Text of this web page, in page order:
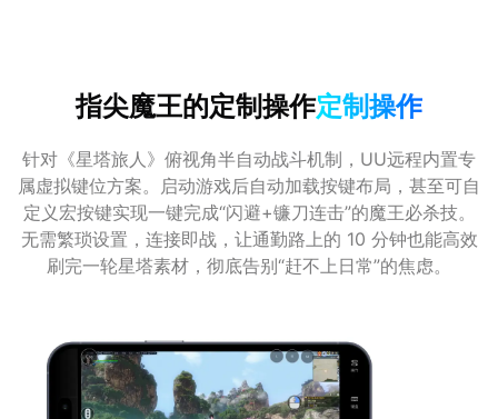
指尖魔王的定制操作定制操作
针对《星塔旅人》俯视角半自动战斗机制，UU远程内置专
属虚拟键位方案。启动游戏后自动加载按键布局，甚至可自
定义宏按键实现一键完成“闪避+镰刀连击”的魔王必杀技。
无需繁琐设置，连接即战，让通勤路上的 10 分钟也能高效
刷完一轮星塔素材，彻底告别“赶不上日常”的焦虑。